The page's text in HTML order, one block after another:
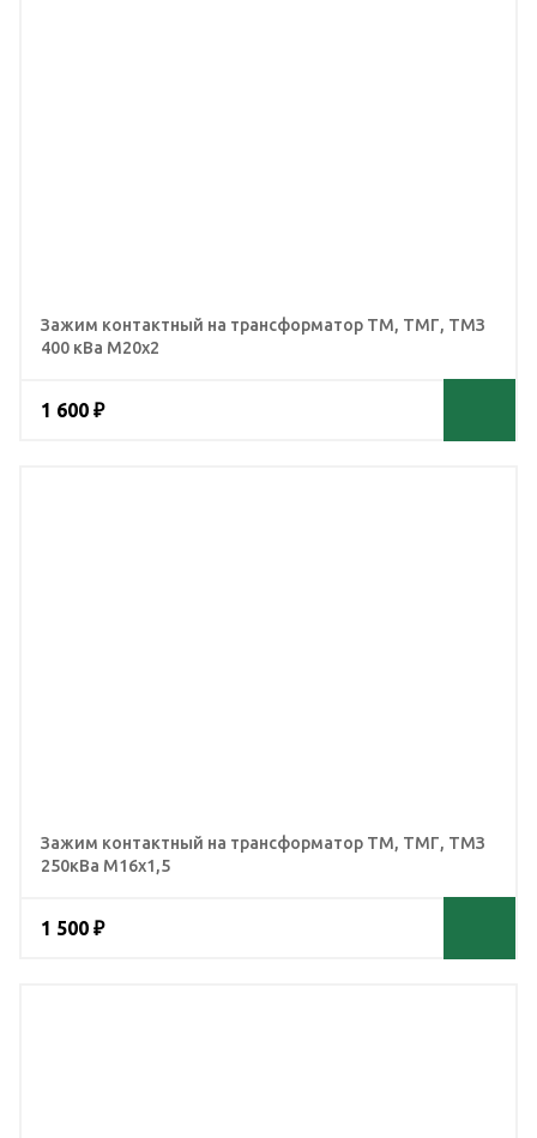
Зажим контактный на трансформатор ТМ, ТМГ, ТМЗ
400 кВа М20x2
1 600 ₽
Зажим контактный на трансформатор ТМ, ТМГ, ТМЗ
250кВа М16х1,5
1 500 ₽